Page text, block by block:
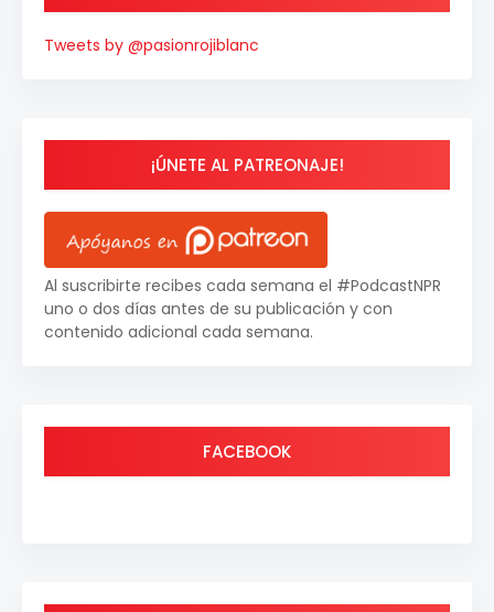
Tweets by @pasionrojiblanc
¡ÚNETE AL PATREONAJE!
Al suscribirte recibes cada semana el #PodcastNPR
uno o dos días antes de su publicación y con
contenido adicional cada semana.
FACEBOOK